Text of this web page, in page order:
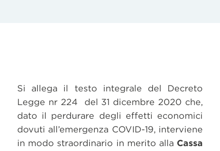
Si allega il testo integrale del Decreto
Legge nr 224 del 31 dicembre 2020 che,
dato il perdurare degli effetti economici
dovuti all’emergenza COVID-19, interviene
in modo straordinario in merito alla Cassa